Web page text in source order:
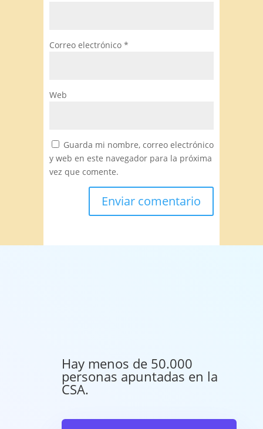
Correo electrónico *
Web
Guarda mi nombre, correo electrónico
y web en este navegador para la próxima
vez que comente.
Hay menos de 50.000
personas apuntadas en la
CSA.